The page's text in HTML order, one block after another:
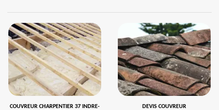
COUVREUR CHARPENTIER 37 INDRE-
DEVIS COUVREUR